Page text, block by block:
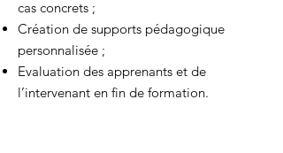
cas concrets ;
Création de supports pédagogique
personnalisée ;
Evaluation des apprenants et de
l’intervenant en fin de formation.